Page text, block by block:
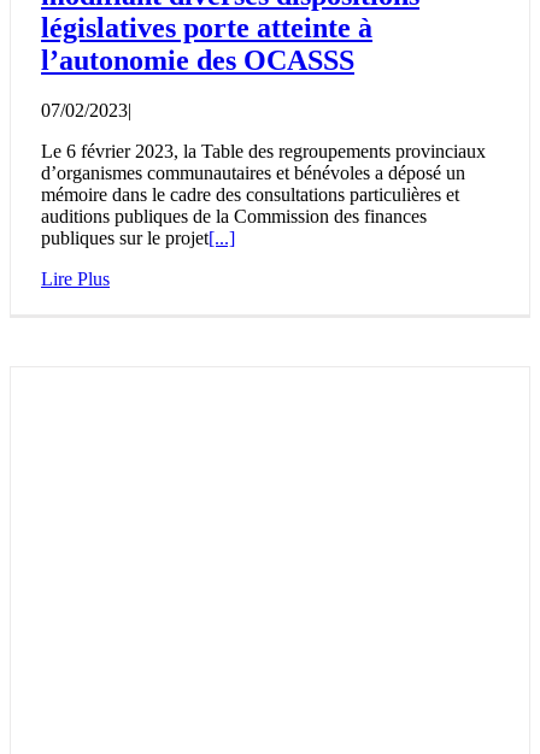
législatives porte atteinte à
l’autonomie des OCASSS
07/02/2023|
Le 6 février 2023, la Table des regroupements provinciaux
d’organismes communautaires et bénévoles a déposé un
mémoire dans le cadre des consultations particulières et
auditions publiques de la Commission des finances
publiques sur le projet[...]
Lire Plus